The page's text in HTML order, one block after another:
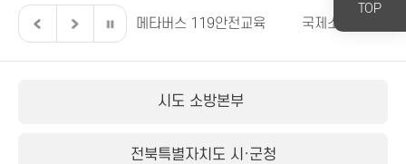
TOP
전북특별자치도 메타버스 119안전교육 국제소방안전박
시도 소방본부
전북특별자치도 시·군청